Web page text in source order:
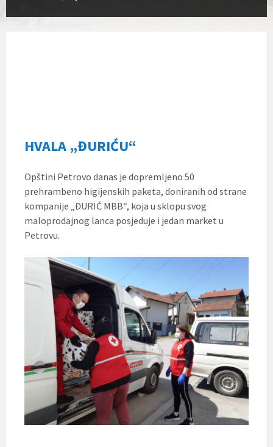
HVALA „ĐURIĆU“
Opštini Petrovo danas je dopremljeno 50
prehrambeno higijenskih paketa, doniranih od strane
kompanije „ĐURIĆ MBB“, koja u sklopu svog
maloprodajnog lanca posjeduje i jedan market u
Petrovu.